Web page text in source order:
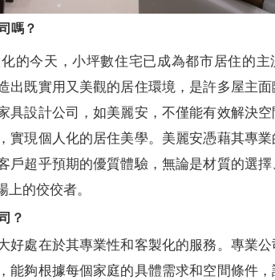
嗎？
的今天，小坪數住宅已成為都市居住的主
出既實用又美觀的居住環境，是許多屋主面
具設計公司，如美麗安，不僅能有效解決空
實現個人化的居住美學。美麗安憑藉其專
戶超乎預期的優質體驗，無論是材質的選擇
的佼佼者。
？
好處在於其專業性和客製化的服務。專業
能夠根據每個家庭的具體需求和空間條件，